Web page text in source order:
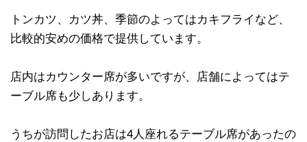
トンカツ、カツ丼、季節のよってはカキフライなど、
比較的安めの価格で提供しています。
店内はカウンター席が多いですが、店舗によってはテ
ーブル席も少しあります。
うちが訪問したお店は4人座れるテーブル席があったの